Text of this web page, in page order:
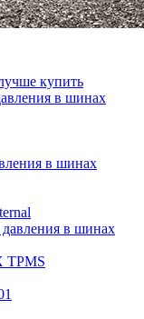
купить
в шинах
в шинах
в шинах
TPMS